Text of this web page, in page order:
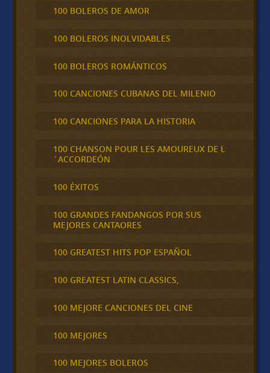
100 BOLEROS DE AMOR
100 BOLEROS INOLVIDABLES
100 BOLEROS ROMÁNTICOS
100 CANCIONES CUBANAS DEL MILENIO
100 CANCIONES PARA LA HISTORIA
100 CHANSON POUR LES AMOUREUX DE L
´ACCORDEÓN
100 ÉXITOS
100 GRANDES FANDANGOS POR SUS
MEJORES CANTAORES
100 GREATEST HITS POP ESPAÑOL
100 GREATEST LATIN CLASSICS,
100 MEJORE CANCIONES DEL CINE
100 MEJORES
100 MEJORES BOLEROS